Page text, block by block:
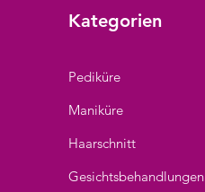
Kategorien
Pediküre
Maniküre
Haarschnitt
Gesichtsbehandlungen